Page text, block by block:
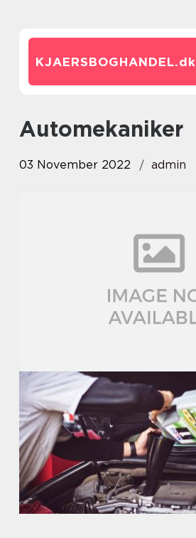
KJAERSBOGHANDEL.dk
automekaniker
03 November 2022 admin